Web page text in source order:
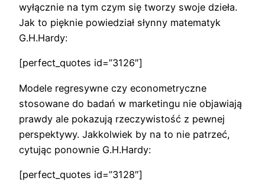
wyłącznie na tym czym się tworzy swoje dzieła.
Jak to pięknie powiedział słynny matematyk
G.H.Hardy:
[perfect_quotes id=”3126″]
Modele regresywne czy econometryczne
stosowane do badań w marketingu nie objawiają
prawdy ale pokazują rzeczywistość z pewnej
perspektywy. Jakkolwiek by na to nie patrzeć,
cytując ponownie G.H.Hardy:
[perfect_quotes id=”3128″]